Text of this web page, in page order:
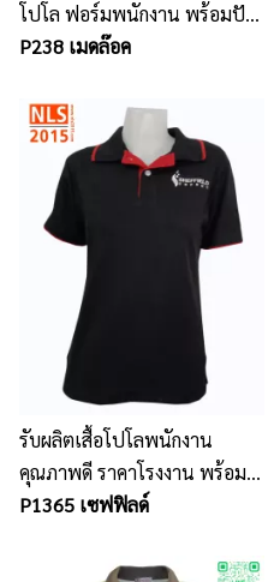
โปโล ฟอร์มพนักงาน พร้อมปัก
โลโก้
P238 เมดล๊อค
รับผลิตเสื้อโปโลพนักงาน
คุณภาพดี ราคาโรงงาน พร้อม
ปักโลโก้
P1365 เซฟฟิลด์